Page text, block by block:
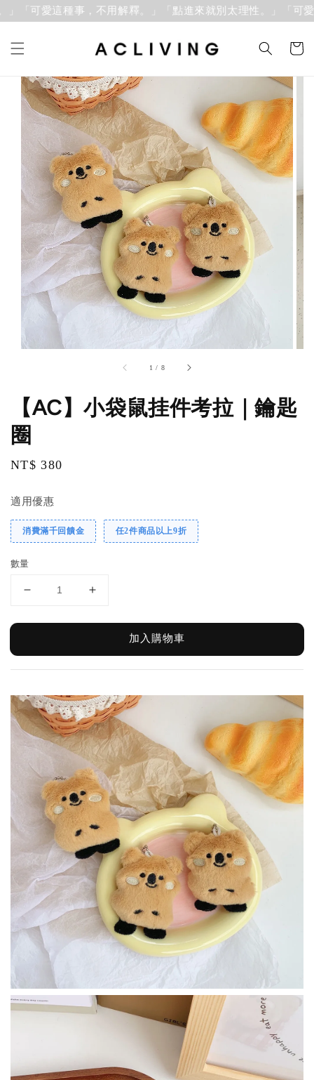
可愛這種事，不用解釋。」 「點進來就別太理性。」「可愛
1 / 8
【AC】小袋鼠挂件考拉｜鑰匙
圈
Regular
NT$ 380
適用優惠
消費滿千回饋金 任2件商品以上9折
數量
加入購物車